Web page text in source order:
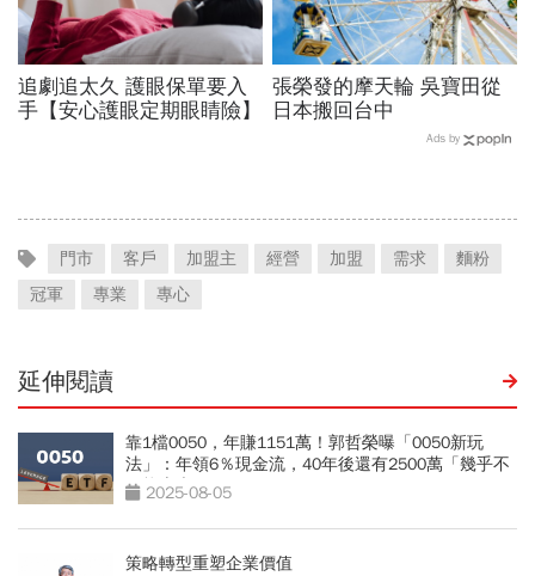
追劇追太久 護眼保單要入
手【安心護眼定期眼睛險】
張榮發的摩天輪 吳寶田從
日本搬回台中
Ads by
門市 客戶 加盟主 經營 加盟 需求
麵粉
冠軍
專業 專心
延伸閱讀
靠1檔0050，年賺1151萬！郭哲榮曝「0050新玩
法」：年領6％現金流，40年後還有2500萬「幾乎不
可能賣光」
2025-08-05
策略轉型重塑企業價值